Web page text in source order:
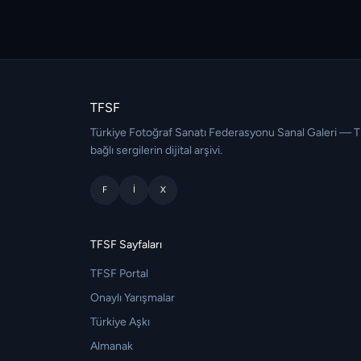
TFSF
Türkiye Fotoğraf Sanatı Federasyonu Sanal Galeri —
bağlı sergilerin dijital arşivi.
F I X
TFSF Sayfaları
TFSF Portal
Onaylı Yarışmalar
Türkiye Aşkı
Almanak